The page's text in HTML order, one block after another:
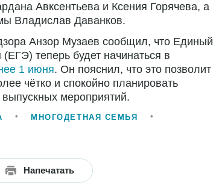
Авксентьева и Ксения Горячева, а
Владислав Даванков.
Анзор Музаев сообщил, что Единый
теперь будет начинаться в
1 июня. Он пояснил, что это позволит
чётко и спокойно планировать
мероприятий.
МНОГОДЕТНАЯ СЕМЬЯ
Напечатать